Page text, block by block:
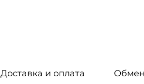
G
Доставка и оплата